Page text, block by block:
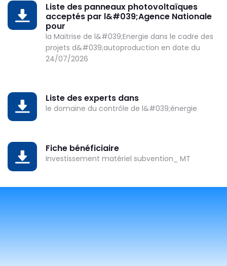
DOWNLOADListe des panneaux photovoltaïques
acceptés par l&#039;Agence Nationale
pour
la Maitrise de l&#039;Energie dans le cadre des
projets d&#039;autoproduction en date du
24/07/2026
DOWNLOADListe des experts dans
le domaine du contrôle de l&#039;énergie
DOWNLOADFiche bénéficiaire
Investissement matériel subvention_ MT